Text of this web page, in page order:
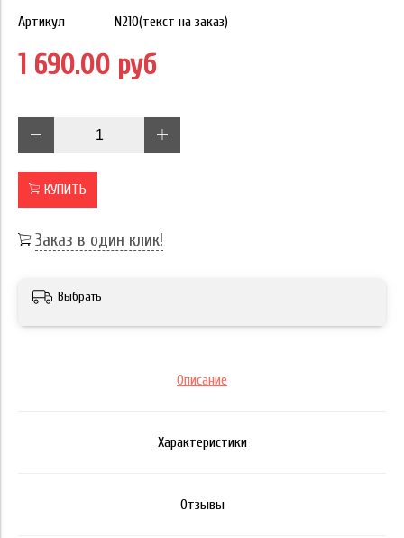
Артикул N210(текст на заказ)
1 690.00 руб
КУПИТЬ
Заказ в один клик!
Выбрать
Описание
Характеристики
Отзывы